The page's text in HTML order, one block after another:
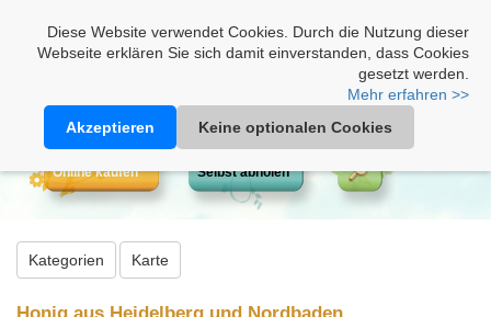
Diese Website verwendet Cookies. Durch die Nutzung dieser
Webseite erklären Sie sich damit einverstanden, dass Cookies
gesetzt werden.
Mehr erfahren >>
Akzeptieren
Keine optionalen Cookies
Online kaufen Selbst abholen
Kategorien Karte